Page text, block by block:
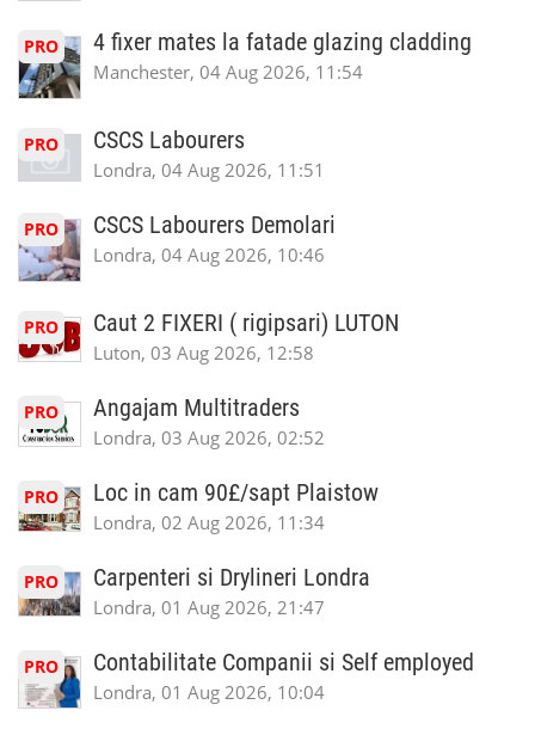
PRO 4 fixer mates la fatade glazing cladding
Manchester, 04 Aug 2026, 11:54
PRO CSCS Labourers
Londra, 04 Aug 2026, 11:51
PRO CSCS Labourers Demolari
Londra, 04 Aug 2026, 10:46
PRO Caut 2 FIXERI ( rigipsari) LUTON
Luton, 03 Aug 2026, 12:58
PRO Angajam Multitraders
Londra, 03 Aug 2026, 02:52
PRO Loc in cam 90£/sapt Plaistow
Londra, 02 Aug 2026, 11:34
PRO Carpenteri si Drylineri Londra
Londra, 01 Aug 2026, 21:47
PRO Contabilitate Companii si Self employed
Londra, 01 Aug 2026, 10:04